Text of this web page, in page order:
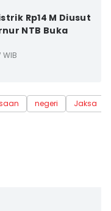
Rp14 M Diusut
NTB Buka
WIB
negeri
Jaksa